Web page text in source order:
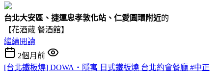
台北大安區、捷運忠孝敦化站、仁愛圓環附近的
【花酒蔵 餐酒館】
繼續閱讀
2個月前
[台北鐵板燒] DOWA・隱寓 日式鐵板燒 台北約會餐廳 #中正